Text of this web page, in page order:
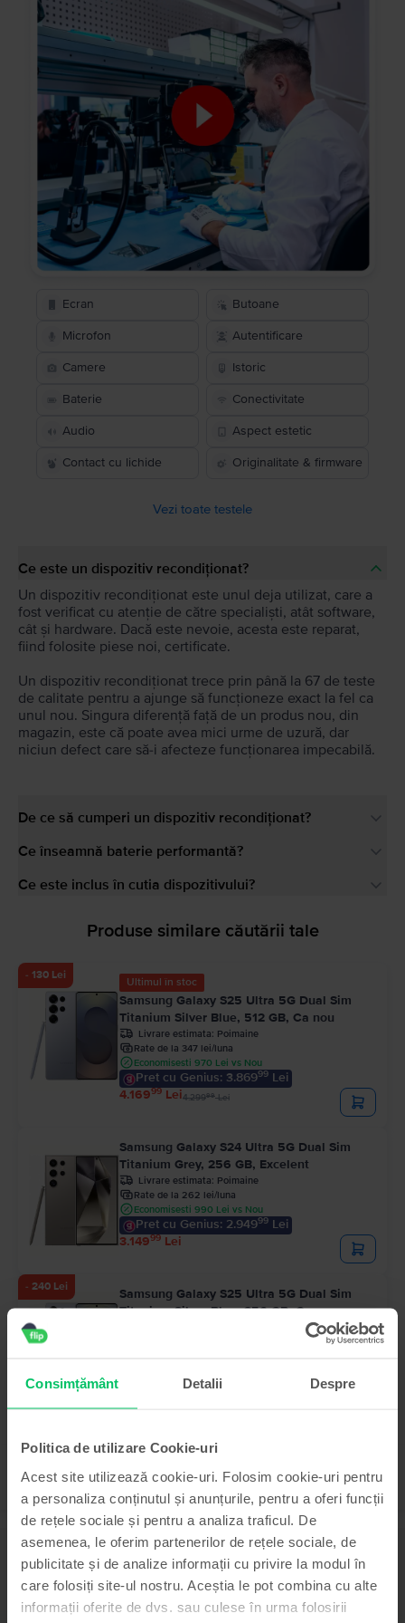
Consimțământ Detalii Despre
Politica de utilizare Cookie-uri
Acest site utilizează cookie-uri. Folosim cookie-uri pentru
a personaliza conținutul și anunțurile, pentru a oferi funcții
de rețele sociale și pentru a analiza traficul. De
asemenea, le oferim partenerilor de rețele sociale, de
publicitate și de analize informații cu privire la modul în
care folosiți site-ul nostru. Aceștia le pot combina cu alte
informații oferite de dvs. sau culese în urma folosirii
Ecran Butoane
Microfon Autentificare
Camere Istoric
Baterie Conectivitate
Audio Aspect estetic
Contact cu lichide Originalitate & firmware
Vezi toate testele
Ce este un dispozitiv recondiționat?
Un dispozitiv recondiționat este unul deja utilizat, care a
fost verificat cu atenție de către specialiști, atât software,
cât și hardware. Dacă este nevoie, acesta este reparat,
fiind folosite piese noi, certificate.
Un dispozitiv recondiționat trece prin până la 67 de teste
de calitate pentru a ajunge să funcționeze exact la fel ca
unul nou. Singura diferență față de un produs nou, din
magazin, este că poate avea mici urme de uzură, dar
niciun defect care să-i afecteze funcționarea impecabilă.
De ce să cumperi un dispozitiv recondiționat?
Ce înseamnă baterie performantă?
Ce este inclus în cutia dispozitivului?
Produse similare căutării tale
- 130 Lei
Ultimul în stoc
Samsung Galaxy S25 Ultra 5G Dual Sim
Titanium Silver Blue, 512 GB, Ca nou
Livrare estimata: Poimaine
Rate de la 347 lei/luna
Economisesti 970 Lei vs Nou
Pret cu Genius: 3.86999 Lei
4.16999 Lei4.29999Lei
Samsung Galaxy S24 Ultra 5G Dual Sim
Titanium Grey, 256 GB, Excelent
Livrare estimata: Poimaine
Rate de la 262 lei/luna
Economisesti 990 Lei vs Nou
Pret cu Genius: 2.94999 Lei
3.14999 Lei
- 240 Lei
Samsung Galaxy S25 Ultra 5G Dual Sim
Titanium Silver Blue, 256 GB, Ca nou
Lei4.23999 Lei
Descriere
Telefon mobil Samsung Galaxy A55 5G, Navy, 256 GB, Ca nou
Vezi mai mult